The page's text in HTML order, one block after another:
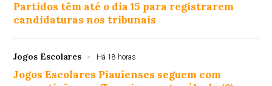
Partidos têm até o dia 15 para registrarem
candidaturas nos tribunais
Jogos Escolares Há 18 horas
Jogos Escolares Piauienses seguem com